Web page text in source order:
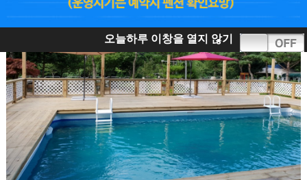
오늘하루 이창을 열지 않기